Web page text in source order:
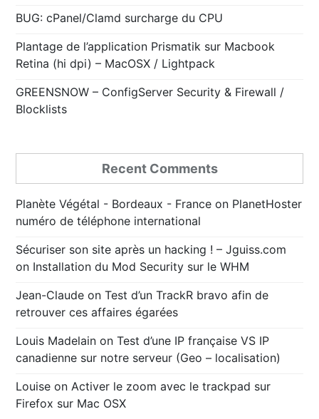
BUG: cPanel/Clamd surcharge du CPU
Plantage de l’application Prismatik sur Macbook
Retina (hi dpi) – MacOSX / Lightpack
GREENSNOW – ConfigServer Security & Firewall /
Blocklists
Recent Comments
Planète Végétal - Bordeaux - France on PlanetHoster
numéro de téléphone international
Sécuriser son site après un hacking ! – Jguiss.com
on Installation du Mod Security sur le WHM
Jean-Claude onTest d’un TrackR bravo afin de
retrouver ces affaires égarées
Louis Madelain onTest d’une IP française VS IP
canadienne sur notre serveur (Geo – localisation)
Louise on Activer le zoom avec le trackpad sur
Firefox sur Mac OSX